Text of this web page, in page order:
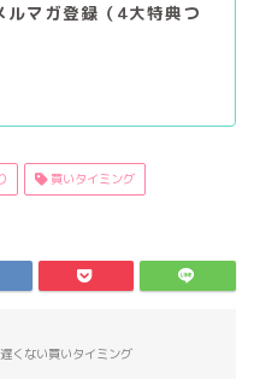
ルマガ登録（4大特典つ
買いタイミング
くない買いタイミング